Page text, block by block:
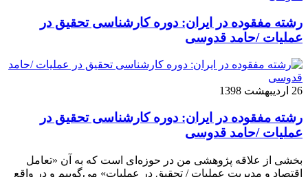
رشته مفقوده در ایران: دوره کارشناسی تحقیق در
عملیات /حامد قدوسی
26 اردیبهشت 1398
رشته مفقوده در ایران: دوره کارشناسی تحقیق در
عملیات /حامد قدوسی
بخشی از علاقه پژوهشی من در حوزه‌ای است که به آن «تعامل
اقتصاد و مدیریت عملیات / تحقیق در عملیات» می‌گوییم و در واقع